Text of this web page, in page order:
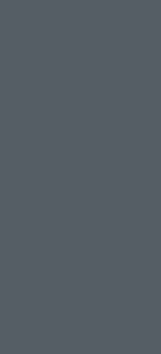
υγείας και την